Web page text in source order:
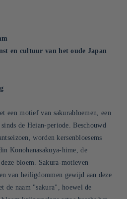
en cultuur van het oude Japan
een motief van sakurabloemen, een
de Heian-periode. Beschouwd
worden kersenbloesems
Konohanasakuya-hime, de
bloem. Sakura-motieven
van heiligdommen gewijd aan deze
de naam "sakura", hoewel de